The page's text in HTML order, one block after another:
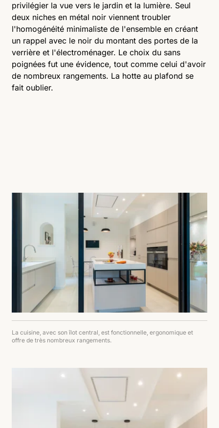
privilégier la vue vers le jardin et la lumière. Seul
deux niches en métal noir viennent troubler
l'homogénéité minimaliste de l'ensemble en créant
un rappel avec le noir du montant des portes de la
verrière et l'électroménager. Le choix du sans
poignées fut une évidence, tout comme celui d'avoir
de nombreux rangements. La hotte au plafond se
fait oublier.
La cuisine, avec son îlot central, est fonctionnelle, ergonomique et
offre de très nombreux rangements.